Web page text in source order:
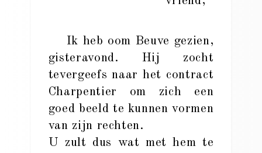
Ik heb oom Beuve gezien,
gisteravond. Hij zocht
tevergeefs naar het contract
Charpentier om zich een
goed beeld te kunnen vormen
van zijn rechten.
U zult dus wat met hem te